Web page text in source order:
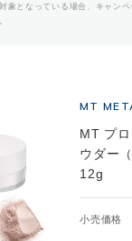
象となっている場合、キャンペ
MT
MT プ
ウダー
12g
小売価格